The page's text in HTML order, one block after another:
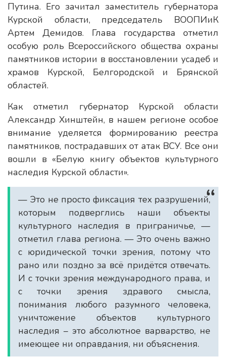
Путина. Его зачитал заместитель губернатора
Курской области, председатель ВООПИиК
Артем Демидов. Глава государства отметил
особую роль Всероссийского общества охраны
памятников истории в восстановлении усадеб и
храмов Курской, Белгородской и Брянской
областей.
Как отметил губернатор Курской области
Александр Хинштейн, в нашем регионе особое
внимание уделяется формированию реестра
памятников, пострадавших от атак ВСУ. Все они
вошли в «Белую книгу объектов культурного
наследия Курской области».
— Это не просто фиксация тех разрушений,
которым подверглись наши объекты
культурного наследия в приграничье, —
отметил глава региона. — Это очень важно
с юридической точки зрения, потому что
рано или поздно за всё придётся отвечать.
И с точки зрения международного права, и
с точки зрения здравого смысла,
понимания любого разумного человека,
уничтожение объектов культурного
наследия – это абсолютное варварство, не
имеющее ни оправдания, ни объяснения.